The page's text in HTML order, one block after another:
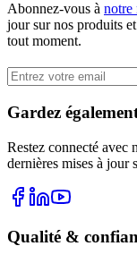
Abonnez-vous à notre
jour sur nos produits
tout moment.
Gardez
Restez connecté avec
dernières mises à jour
Qualité &